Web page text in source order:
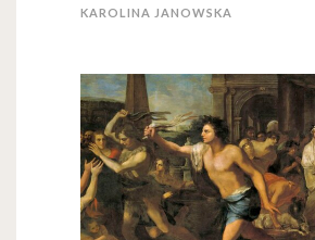
KAROLINA JANOWSKA